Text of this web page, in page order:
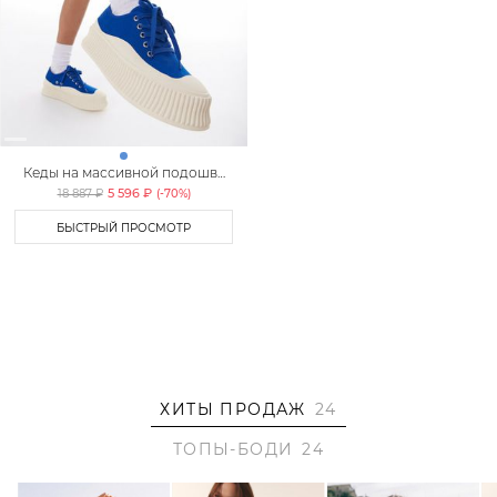
Кеды на массивной подошве
Lera Nena
18 887 ₽ 5 596 ₽ (-70%)
БЫСТРЫЙ ПРОСМОТР
ХИТЫ ПРОДАЖ 24
ТОПЫ-БОДИ
24